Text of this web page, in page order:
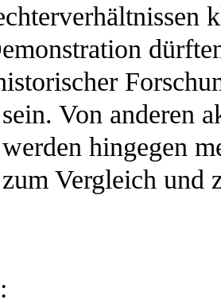
Von anderen
hingegen
Vergleich und
: